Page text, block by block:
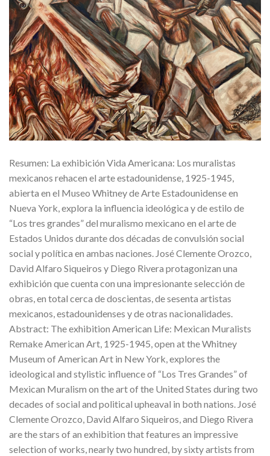
Resumen: La exhibición Vida Americana: Los muralistas
mexicanos rehacen el arte estadounidense, 1925-1945,
abierta en el Museo Whitney de Arte Estadounidense en
Nueva York, explora la influencia ideológica y de estilo de
“Los tres grandes” del muralismo mexicano en el arte de
Estados Unidos durante dos décadas de convulsión social
social y política en ambas naciones. José Clemente Orozco,
David Alfaro Siqueiros y Diego Rivera protagonizan una
exhibición que cuenta con una impresionante selección de
obras, en total cerca de doscientas, de sesenta artistas
mexicanos, estadounidenses y de otras nacionalidades.
Abstract: The exhibition American Life: Mexican Muralists
Remake American Art, 1925-1945, open at the Whitney
Museum of American Art in New York, explores the
ideological and stylistic influence of “Los Tres Grandes” of
Mexican Muralism on the art of the United States during two
decades of social and political upheaval in both nations. José
Clemente Orozco, David Alfaro Siqueiros, and Diego Rivera
are the stars of an exhibition that features an impressive
selection of works, nearly two hundred, by sixty artists from